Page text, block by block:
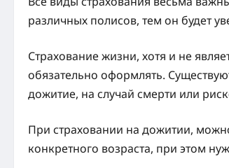
различных полисов, тем он будет
Страхование жизни, хотя и не
обязательно оформлять.
дожитие, на случай смерти или
При страховании на дожитии,
конкретного возраста, при этом